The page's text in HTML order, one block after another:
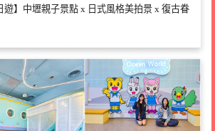
遊】中壢親子景點 x 日式風格美拍景 x 復古眷